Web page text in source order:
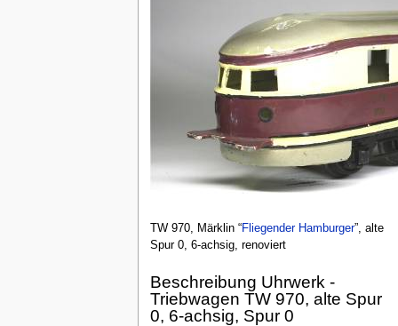
TW 970, Märklin “Fliegender Hamburger”, alte
Spur 0, 6-achsig, renoviert
Beschreibung Uhrwerk -
Triebwagen TW 970, alte Spur
0, 6-achsig, Spur 0